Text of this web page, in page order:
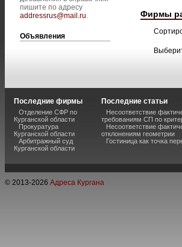
пишите по адресу
addressrus@mail.ru.
Объявления
Фирмы
Последние фирмы
Отделение СФР по
Курганской области
Прокуратура
Курганской области
Арбитражный суд
Курганской области
Последние статьи
Несоответствие
требованиям СП по
Несоответствие
отклонениям геометрии
Гостиница как точка
© 2013-2026 Адреса Кургана